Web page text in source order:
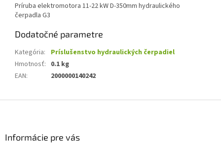
Príruba elektromotora 11-22 kW D-350mm hydraulického
čerpadla G3
Dodatočné parametre
Kategória:
Príslušenstvo hydraulických čerpadiel
Hmotnosť: 0.1 kg
EAN: 2000000140242
Informácie pre vás